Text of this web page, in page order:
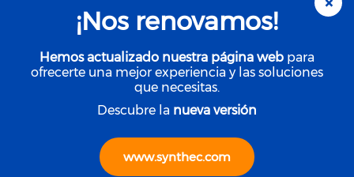
¡Nos renovamos!
Hemos actualizado nuestra página web para
ofrecerte una mejor experiencia y las soluciones
que necesitas.
Descubre la nueva versión
www.synthec.com